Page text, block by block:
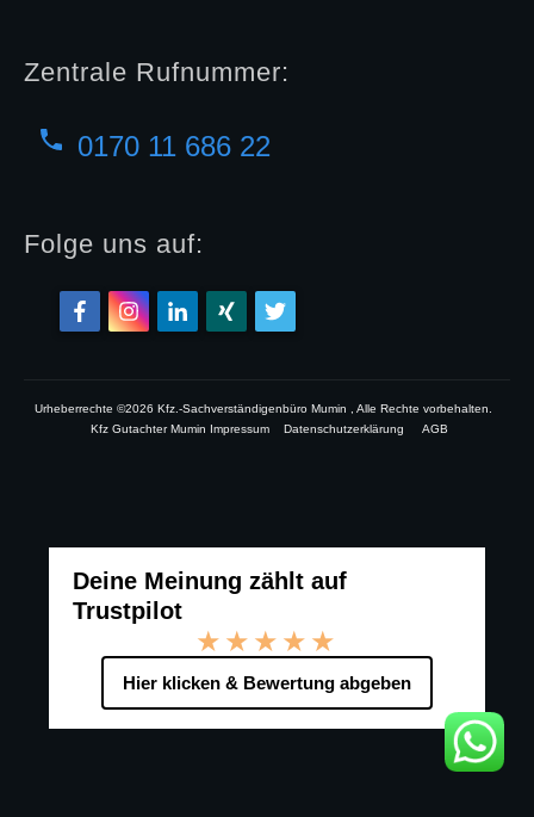
Zentrale Rufnummer:
0170 11 686 22
Folge uns auf:
Urheberrechte ©2026 Kfz.-Sachverständigenbüro Mumin , Alle Rechte vorbehalten.
Kfz Gutachter Mumin Impressum
Datenschutzerklärung AGB
Deine Meinung zählt auf
Trustpilot
★★★★★
Hier klicken & Bewertung abgeben